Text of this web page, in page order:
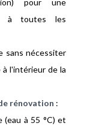
pour une
à toutes les
sans nécessiter
l'intérieur de la
rénovation :
(eau à 55 °C) et